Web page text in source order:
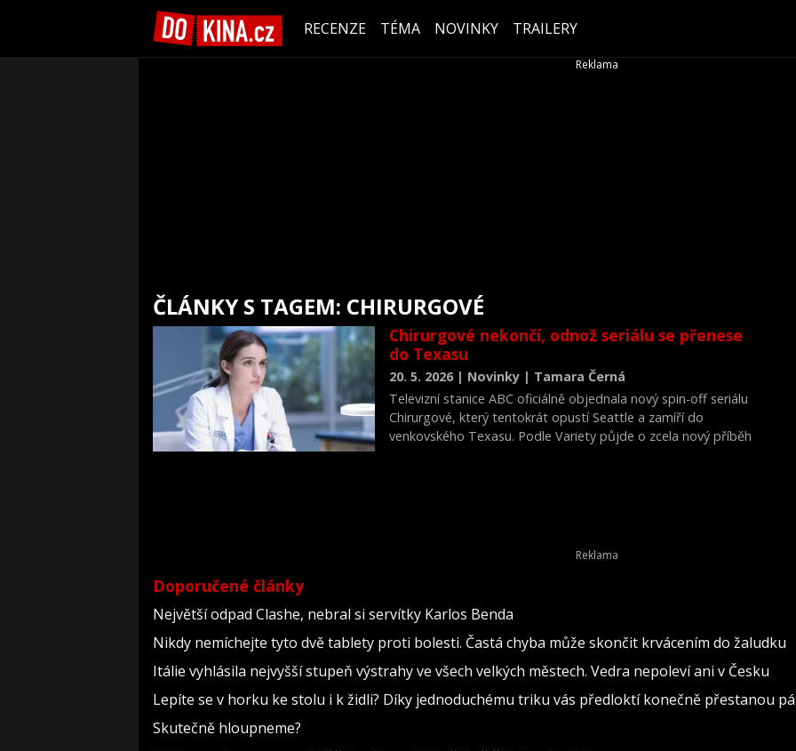
RECENZE TÉMA NOVINKY TRAILERY
ČLÁNKY S TAGEM: CHIRURGOVÉ
Chirurgové nekončí, odnož seriálu se přenese
do Texasu
20. 5. 2026 | Novinky | Tamara Černá
Televizní stanice ABC oficiálně objednala nový spin-off seriálu
Chirurgové, který tentokrát opustí Seattle a zamíří do
venkovského Texasu. Podle Variety půjde o zcela nový příběh
Doporučené články
Největší odpad Clashe, nebral si servítky Karlos Benda
Nikdy nemíchejte tyto dvě tablety proti bolesti. Častá chyba může skončit krvácením do žaludku
Itálie vyhlásila nejvyšší stupeň výstrahy ve všech velkých městech. Vedra nepoleví ani v Česku
Lepíte se v horku ke stolu i k židli? Díky jednoduchému triku vás předloktí konečně přestanou
Skutečně hloupneme?